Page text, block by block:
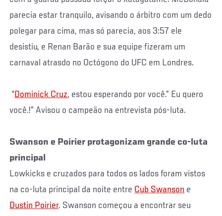
parecia estar tranquilo, avisando o árbitro com um dedo
polegar para cima, mas só parecia, aos 3:57 ele
desistiu, e Renan Barão e sua equipe fizeram um
carnaval atrasdo no Octógono do UFC em Londres.
“Dominick Cruz, estou esperando por você.” Eu quero
você.!” Avisou o campeão na entrevista pós-luta.
Swanson e Poirier protagonizam grande co-luta
principal
Lowkicks e cruzados para todos os lados foram vistos
na co-luta principal da noite entre Cub Swanson e
Dustin Poirier. Swanson começou a encontrar seu